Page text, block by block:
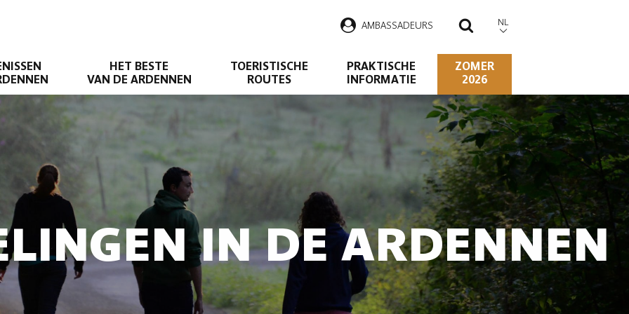
AMBASSADEURS ZOEKEN
NL
HET BESTE
VAN DE ARDENNEN
TOERISTISCHE
ROUTES
PRAKTISCHE
INFORMATIE
ZOMER
2026
IN DE ARDENNEN